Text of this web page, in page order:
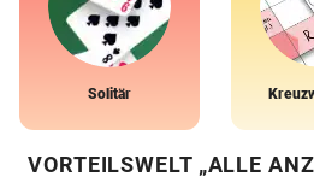
Solitär
VORTEILSWELT „ALLE